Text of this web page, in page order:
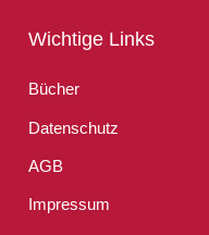
Wichtige Links
Bücher
Datenschutz
AGB
Impressum